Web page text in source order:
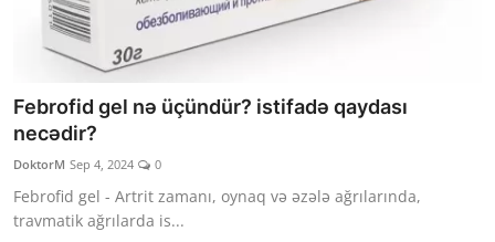
Febrofid gel nə üçündür? istifadə qaydası
necədir?
DoktorM Sep 4, 2024 0
Febrofid gel - Artrit zamanı, oynaq və əzələ ağrılarında,
travmatik ağrılarda is...